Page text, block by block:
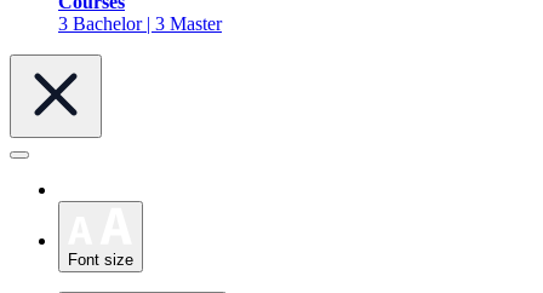
3 Bachelor | 3 Master
Font size